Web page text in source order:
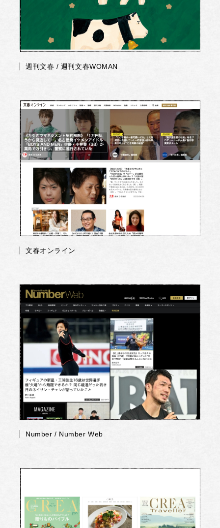
週刊文春 / 週刊文春WOMAN
文春オンライン
Number / Number Web